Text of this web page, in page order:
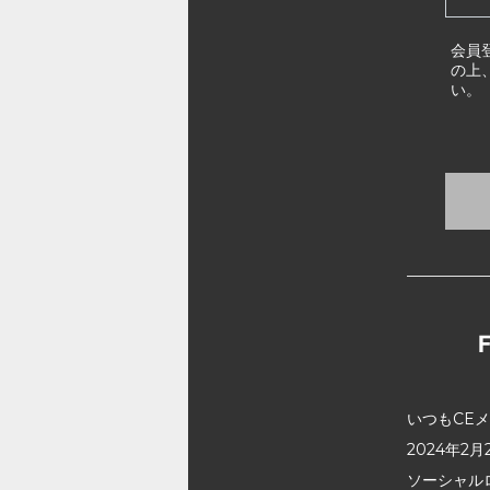
会員
の上
い。
いつもCE
2024年2月
ソーシャ